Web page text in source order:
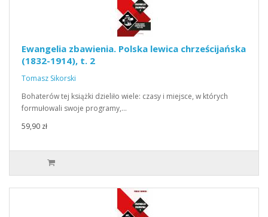
Ewangelia zbawienia. Polska lewica chrześcijańska
(1832-1914), t. 2
Tomasz Sikorski
Bohaterów tej książki dzieliło wiele: czasy i miejsce, w których
formułowali swoje programy,…
59,90 zł